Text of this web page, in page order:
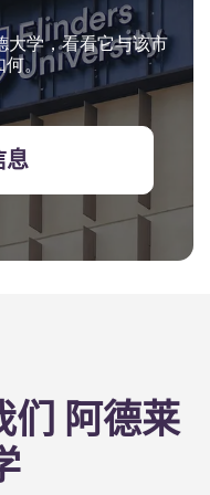
大学，看看它与该市
何。
息
们 阿德莱